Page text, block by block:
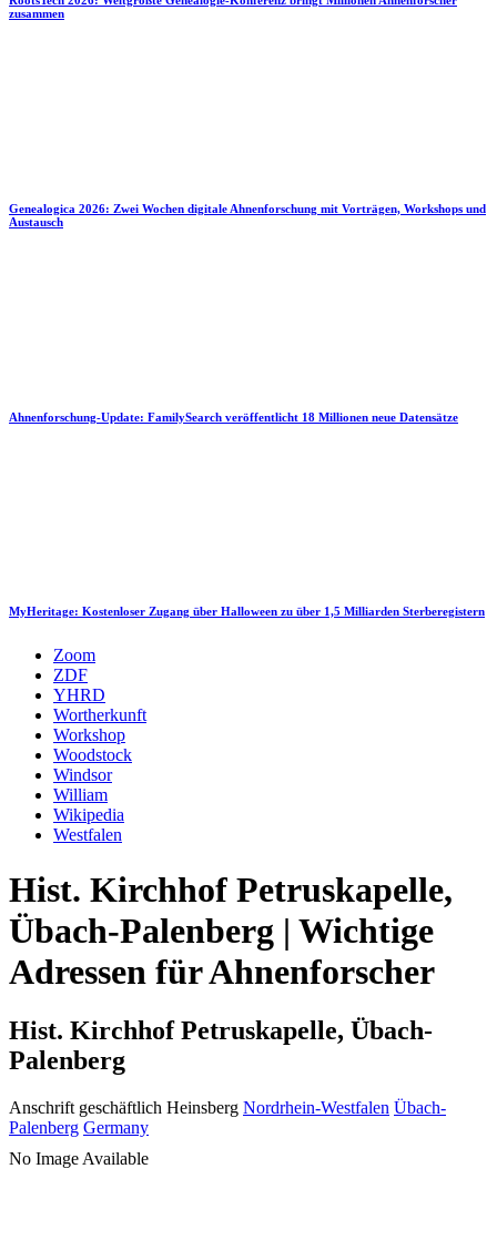
zusammen
Genealogica 2026: Zwei Wochen digitale Ahnenforschung mit Vorträgen, Workshops und
Austausch
Ahnenforschung-Update: FamilySearch veröffentlicht 18 Millionen neue Datensätze
MyHeritage: Kostenloser Zugang über Halloween zu über 1,5 Milliarden Sterberegistern
Zoom
ZDF
YHRD
Wortherkunft
Workshop
Woodstock
Windsor
William
Wikipedia
Westfalen
Hist. Kirchhof Petruskapelle,
Übach-Palenberg | Wichtige
Adressen für Ahnenforscher
Hist. Kirchhof Petruskapelle, Übach-
Palenberg
Anschrift geschäftlich Heinsberg Nordrhein-Westfalen Übach-
Palenberg Germany
No Image Available